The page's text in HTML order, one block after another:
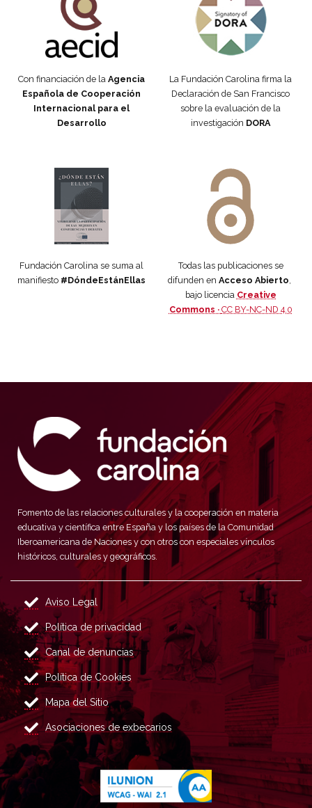
Con financiación de la Agencia
Española de Cooperación
Internacional para el
Desarrollo
La Fundación Carolina firma la
Declaración de San Francisco
sobre la evaluación de la
investigación DORA
Fundación Carolina se suma al
manifiesto #DóndeEstánEllas
Todas las publicaciones se
difunden en Acceso Abierto
bajo licencia Creative
Commons · CC BY-NC-ND 4.0
Fomento de las relaciones culturales y la cooperación en materia
educativa y científica entre España y los países de la Comunidad
Iberoamericana de Naciones y con otros con especiales vínculos
históricos, culturales y geográficos.
Aviso Legal
Política de privacidad
Canal de denuncias
Política de Cookies
Mapa del Sitio
Asociaciones de exbecarios